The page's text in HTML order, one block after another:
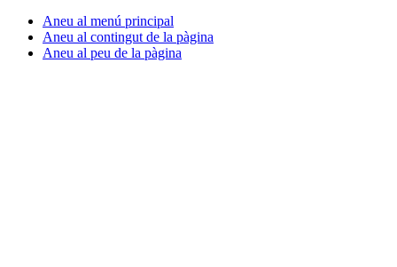
Aneu al menú principal
Aneu al contingut de la pàgina
Aneu al peu de la pàgina